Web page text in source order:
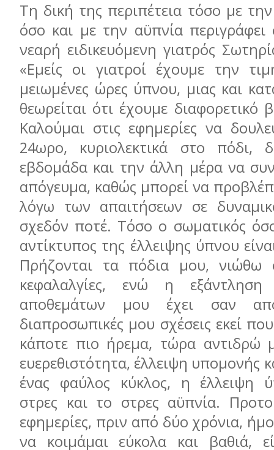
Τη δική της περιπέτεια τόσο με
όσο και με την αϋπνία περιγράφει
νεαρή ειδικευόμενη γιατρός
«Εμείς οι γιατροί έχουμε την
μειωμένες ώρες ύπνου, μιας και
θεωρείται ότι έχουμε διαφορετικό
Καλούμαι στις εφημερίες να
24ωρο, κυριολεκτικά στο πόδι,
εβδομάδα και την άλλη μέρα να
απόγευμα, καθώς μπορεί να
λόγω των απαιτήσεων σε
σχεδόν ποτέ. Τόσο ο σωματικός
αντίκτυπος της έλλειψης ύπνου
Πρήζονται τα πόδια μου, νιώθω
κεφαλαλγίες, ενώ η
αποθεμάτων μου έχει σαν
διαπροσωπικές μου σχέσεις εκεί
κάποτε πιο ήρεμα, τώρα αντιδρώ
ευερεθιστότητα, έλλειψη υπομονής
ένας φαύλος κύκλος, η έλλειψη
στρες και το στρες αϋπνία.
εφημερίες, πριν από δύο χρόνια,
να κοιμάμαι εύκολα και βαθιά,